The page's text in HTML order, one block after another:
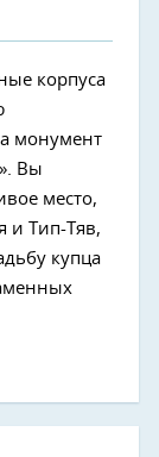
корпуса
монумент
Вы
место,
и Тип-Тяв,
купца